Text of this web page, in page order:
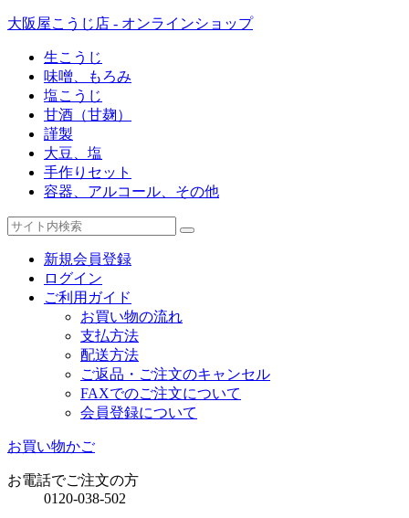
大阪屋こうじ店 - オンラインショップ
生こうじ
味噌、もろみ
塩こうじ
甘酒（甘麹）
謹製
大豆、塩
手作りセット
容器、アルコール、その他
新規会員登録
ログイン
ご利用ガイド
お買い物の流れ
支払方法
配送方法
ご返品・ご注文のキャンセル
FAXでのご注文について
会員登録について
お買い物かご
お電話でご注文の方
0120-038-502